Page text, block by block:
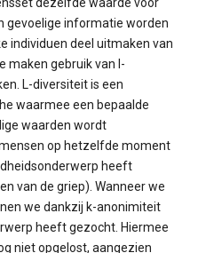
dezelfde waarde voor
gevoelige informatie worden
individuen deel uitmaken van
maken gebruik van l-
L-diversiteit is een
waarmee een bepaalde
waarden wordt
op hetzelfde moment
heeft
van de griep). Wanneer we
we dankzij k-anonimiteit
heeft gezocht. Hiermee
niet opgelost, aangezien